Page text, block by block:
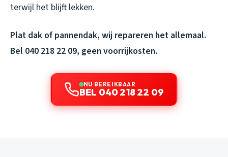
terwijl het blijft lekken.
Plat dak of pannendak, wij repareren het allemaal.
Bel 040 218 22 09, geen voorrijkosten.
NU BEREIKBAAR
BEL 040 218 22 09